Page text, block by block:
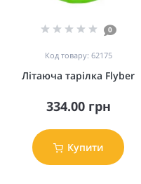
0
Код товару: 62175
Літаюча тарілка Flyber
334.00 грн
Купити